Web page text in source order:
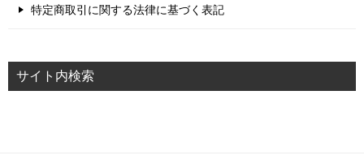
特定商取引に関する法律に基づく表記
サイト内検索